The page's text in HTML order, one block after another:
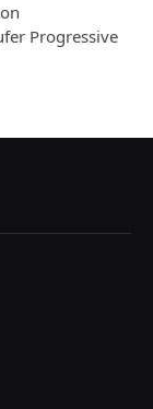
Progressive